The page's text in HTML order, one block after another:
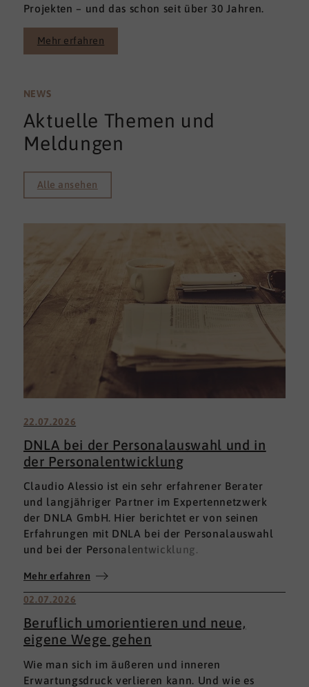
Projekten – und das schon seit über 30 Jahren.
Mehr erfahren
NEWS
Aktuelle Themen und
Meldungen
Alle ansehen
22.07.2026
DNLA bei der Personalauswahl und in
der Personalentwicklung
Claudio Alessio ist ein sehr erfahrener Berater
und langjähriger Partner im Expertennetzwerk
der DNLA GmbH. Hier berichtet er von seinen
Erfahrungen mit DNLA bei der Personalauswahl
und bei der Personalentwicklung.
Mehr erfahren
02.07.2026
Beruflich umorientieren und neue,
eigene Wege gehen
Wie man sich im äußeren und inneren
Erwartungsdruck verlieren kann. Und wie es